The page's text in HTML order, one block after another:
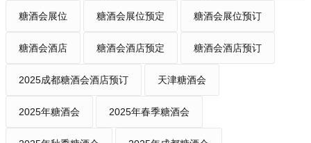
糖酒会展位 糖酒会展位预定 糖酒会展位预订
糖酒会酒店 糖酒会酒店预定 糖酒会酒店预订
2025成都糖酒会酒店预订 天津糖酒会
2025年糖酒会 2025年春季糖酒会